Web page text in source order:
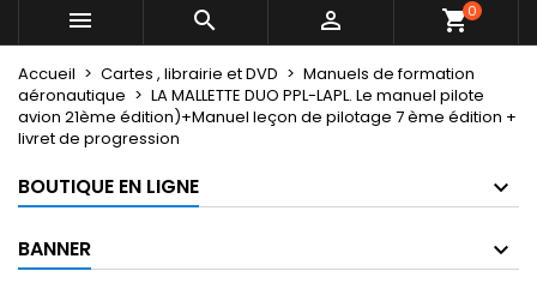
   shopping_cart0
Accueil Cartes , librairie et DVD
Manuels de formation
aéronautique
LA MALLETTE DUO PPL-LAPL. Le manuel pilote
avion 21ème édition)+Manuel leçon de pilotage 7 ème édition +
livret de progression
BOUTIQUE EN LIGNE
BANNER